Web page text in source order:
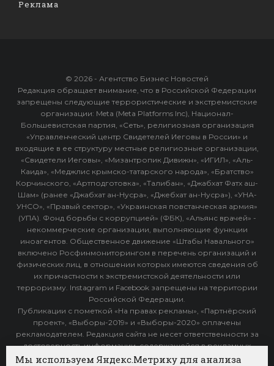
Реклама
© 2026 - Агентство Бизнес Новостей
Редакция обращает внимание, что в Российской Федерации
запрещены следующие террористические и экстремистские
организации: Meta (Meta Platforms Inc), Национал-
Большевистская партия, «Сеть», религиозная организация
«Управленческий центр Свидетелей Иеговы в России» и
входящие в ее структуру местные религиозные организации,
«Свидетели Иеговы», «Мизантропик Дивижн», «ИГИЛ», «Аль-
Каида», «Меджлис крымско-татарского народа», «Братство»
Корчинского, «Артподготовка», «Талибан», «Джабхат Фатх аш-
Шам» (ранее «Джабхат ан-Нусра», «Джебхат ан-Нусра»), «УНА-
УНСО», «Правый сектор», «Украинская повстанческая армия»
(УПА). Фонд борьбы с коррупцией» (ФБК), «Альянс врачей» -
некоммерческие организации, выполняющие функции
иноагентов. Общественное движение «Штабы Навального»
включено Росфинмониторингом в перечень организаций и
физических лиц, в отношении которых имеются сведения об
их причастности к экстремистской деятельности или
терроризму. Instagram и Facebook запрещены на территории
Российской Федерации.
Публикации с пометкой «На правах рекламы», «Партнёрский
проект», «Выборы-2019» и «Выборы-2020» оплачены
рекламодателем. Редакция сайта не несет ответственности за
достоверность информации, содержащейся в рекламных
объявлениях.
Мы используем Яндекс.Метрику для анализа